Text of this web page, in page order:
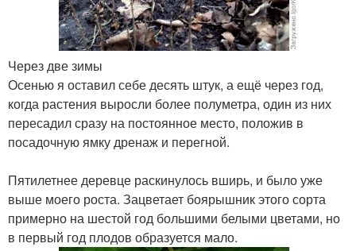
Через две зимы
Осенью я оставил себе десять штук, а ещё через год,
когда растения выросли более полуметра, один из них
пересадил сразу на постоянное место, положив в
посадочную ямку дренаж и перегной.
Пятилетнее деревце раскинулось вширь, и было уже
выше моего роста. Зацветает боярышник этого сорта
примерно на шестой год большими белыми цветами, но
в первый год плодов образуется мало.